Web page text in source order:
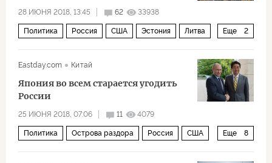
28 ИЮНЯ 2018, 13:45 62 33938
Еще 2
Политика Россия США Эстония Литва
Eastday.com
Китай
Япония во всем старается угодить
России
25 ИЮНЯ 2018, 07:06 11 4079
Еще 8
Политика Острова раздора Россия США